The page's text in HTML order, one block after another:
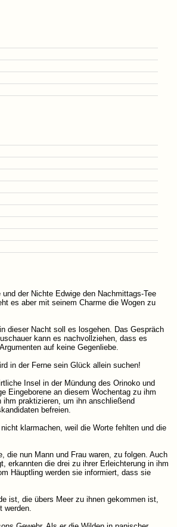
der Nichte Edwige den Nachmittags-Tee
es aber mit seinem Charme die Wogen zu
dieser Nacht soll es losgehen. Das Gespräch
kann es nachvollziehen, dass es
auf keine Gegenliebe.
in der Ferne sein Glück allein suchen!
Insel in der Mündung des Orinoko und
Eingeborene an diesem Wochentag zu ihm
praktizieren, um ihn anschließend
befreien.
klarmachen, weil die Worte fehlten und die
die nun Mann und Frau waren, zu folgen. Auch
erkannten die drei zu ihrer Erleichterung in ihm
Häuptling werden sie informiert, dass sie
ist, die übers Meer zu ihnen gekommen ist,
werden.